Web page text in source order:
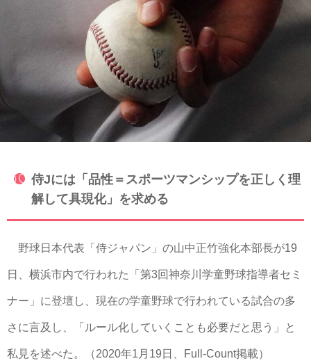
侍Jには「品性＝スポーツマンシップを正しく理
解して具現化」を求める
野球日本代表「侍ジャパン」の山中正竹強化本部長が19
日、横浜市内で行われた「第3回神奈川学童野球指導者セミ
ナー」に登壇し、現在の学童野球で行われている試合の多
さに言及し、「ルール化していくことも必要だと思う」と
私見を述べた。（2020年1月19日、Full-Count掲載）